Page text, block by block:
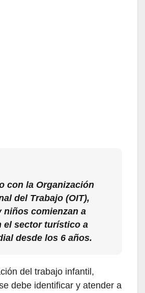
con la Organización
del Trabajo (OIT),
niños comienzan a
el sector turístico a
desde los 6 años.
del trabajo infantil,
debe identificar y atender a